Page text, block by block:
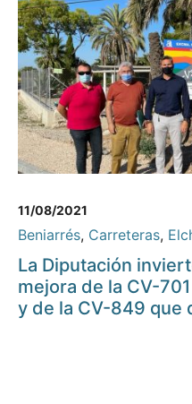
11/08/2021
Beniarrés, Carreteras,
La Diputación
mejora de la CV-
y de la CV-849 que